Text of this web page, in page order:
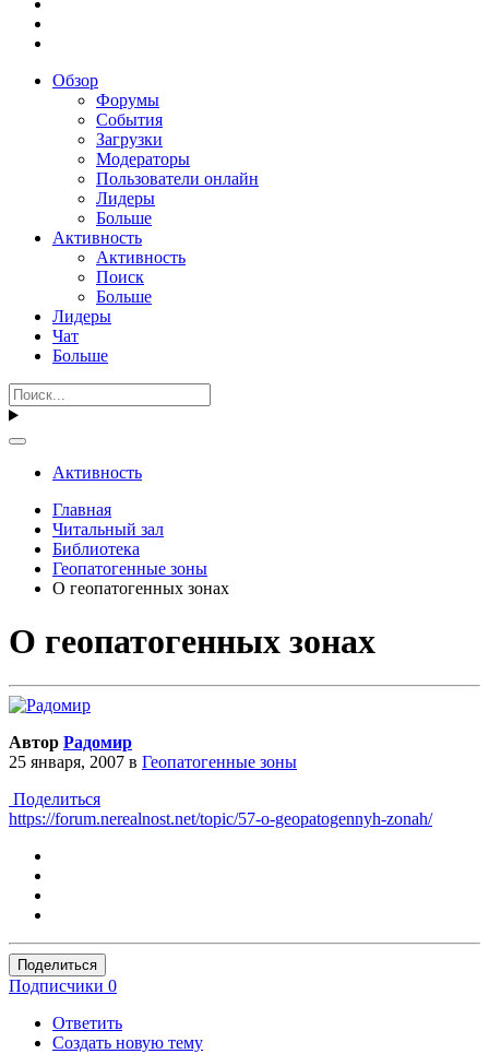
Обзор
Форумы
События
Загрузки
Модераторы
Пользователи онлайн
Лидеры
Больше
Активность
Активность
Поиск
Больше
Лидеры
Чат
Больше
Активность
Главная
Читальный зал
Библиотека
Геопатогенные зоны
О геопатогенных зонах
О геопатогенных зонах
Автор Радомир
25 января, 2007 в Геопатогенные зоны
Поделиться
https://forum.nerealnost.net/topic/57-o-geopatogennyh-zonah/
Поделиться
Подписчики 0
Ответить
Создать новую тему